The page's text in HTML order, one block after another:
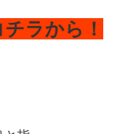
ラから！